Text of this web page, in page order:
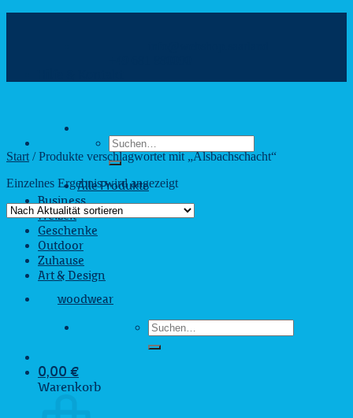
Suchen
nach:
Alle Produkte
Business
Freizeit
Geschenke
Outdoor
Zuhause
Art & Design
woodwear
Suchen
nach:
0,00 €
Warenkorb
Start /Produkte verschlagwortet mit „Alsbachschacht“
Einzelnes Ergebnis wird angezeigt